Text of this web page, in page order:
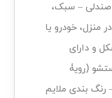
صندلی – سبک،
منزل، خودرو یا
و دارای
(رویۀ
رنگ بندی ملایم